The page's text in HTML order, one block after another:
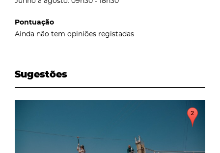
Pontuação
Ainda não tem opiniões registadas
Sugestões